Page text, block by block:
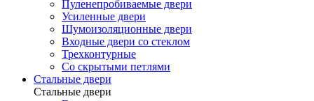
Пуленепробиваемые двери
Усиленные двери
Шумоизоляционные двери
Входные двери со стеклом
Трехконтурные
Со скрытыми петлями
Стальные двери
Стальные двери